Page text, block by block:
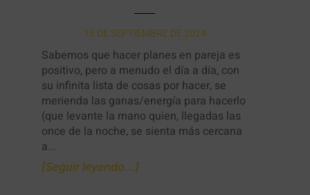
15 DE SEPTIEMBRE DE 2024
Sabemos que hacer planes en pareja es
positivo, pero a menudo el día a día, con
su infinita lista de cosas por hacer, se
merienda las ganas/energía para hacerlo
(que levante la mano quien, llegadas las
once de la noche, se sienta más cercana
a...
[Seguir leyendo...]